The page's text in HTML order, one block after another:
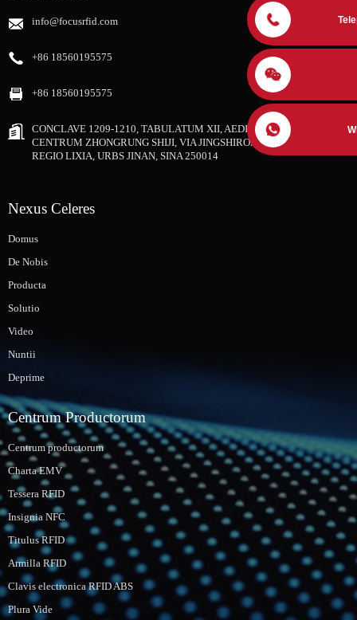
info@focusrfid.com
+86 18560195575
+86 18560195575
CONCLAVE 1209-1210, TABULATUM XII, AEDIFICIUM III,
CENTRUM ZHONGRUNG SHIJI, VIA JINGSHIROAD NUM. 12111,
REGIO LIXIA, URBS JINAN, SINA 250014
Nexus Celeres
Domus
De Nobis
Producta
Solutio
Video
Nuntii
Deprime
Centrum Productorum
Centrum productorum
Charta EMV
Tessera RFID
Insignia NFC
Titulus RFID
Armilla RFID
Clavis electronica RFID ABS
Plura Vide